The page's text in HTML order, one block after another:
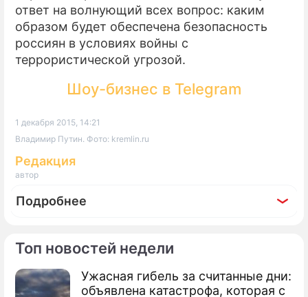
Топ новостей недели
Ужасная гибель за считанные дни:
объявлена катастрофа, которая с
ответ на волнующий всех вопрос: каким
образом будет обеспечена безопасность
россиян в условиях войны с
террористической угрозой.
Шоу-бизнес в Telegram
1 декабря 2015, 14:21
Владимир Путин. Фото: kremlin.ru
Редакция
автор
Подробнее
По теме